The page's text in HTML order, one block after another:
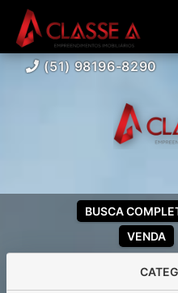
(51) 98196-8290
VENDA
BUSCA